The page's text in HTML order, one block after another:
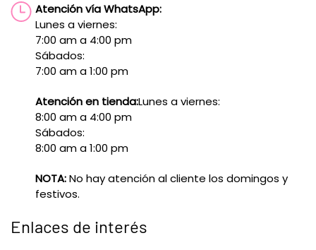
Atención vía WhatsApp:
Lunes a viernes:
7:00 am a 4:00 pm
Sábados:
7:00 am a 1:00 pm
Atención en tienda:Lunes a viernes:
8:00 am a 4:00 pm
Sábados:
8:00 am a 1:00 pm
NOTA:No hay atención al cliente los domingos y
festivos.
Enlaces de interés